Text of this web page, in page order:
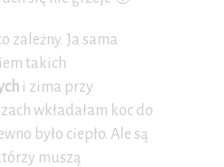
zależny. Ja sama
takich
i zima przy
wkładałam koc do
było ciepło. Ale są
muszą